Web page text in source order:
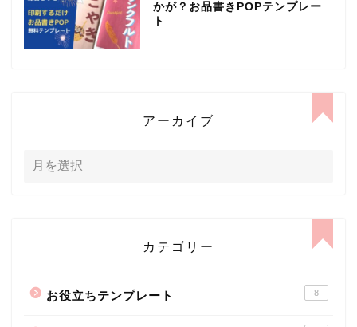
かが？お品書きPOPテンプレー
ト
アーカイブ
カテゴリー
お役立ちテンプレート 8